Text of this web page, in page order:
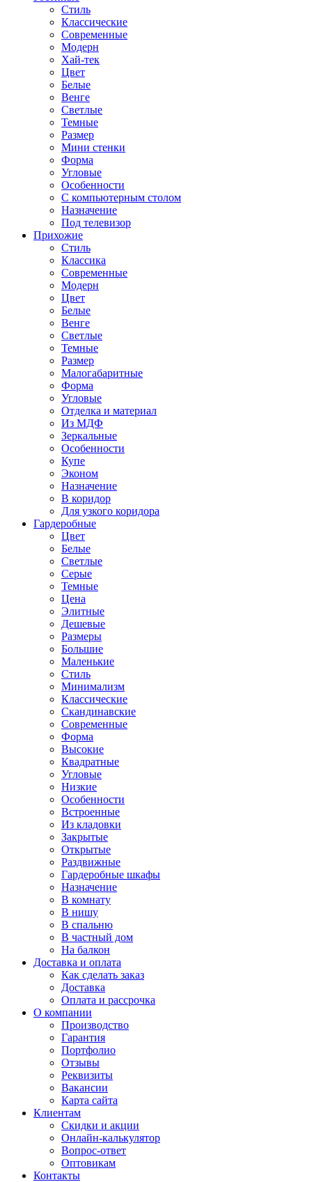
Стиль
Классические
Современные
Модерн
Хай-тек
Цвет
Белые
Венге
Светлые
Темные
Размер
Мини стенки
Форма
Угловые
Особенности
С компьютерным столом
Назначение
Под телевизор
Прихожие
Стиль
Классика
Современные
Модерн
Цвет
Белые
Венге
Светлые
Темные
Размер
Малогабаритные
Форма
Угловые
Отделка и материал
Из МДФ
Зеркальные
Особенности
Купе
Эконом
Назначение
В коридор
Для узкого коридора
Гардеробные
Цвет
Белые
Светлые
Серые
Темные
Цена
Элитные
Дешевые
Размеры
Большие
Маленькие
Стиль
Минимализм
Классические
Скандинавские
Современные
Форма
Высокие
Квадратные
Угловые
Низкие
Особенности
Встроенные
Из кладовки
Закрытые
Открытые
Раздвижные
Гардеробные шкафы
Назначение
В комнату
В нишу
В спальню
В частный дом
На балкон
Доставка и оплата
Как сделать заказ
Доставка
Оплата и рассрочка
О компании
Производство
Гарантия
Портфолио
Отзывы
Реквизиты
Вакансии
Карта сайта
Клиентам
Скидки и акции
Онлайн-калькулятор
Вопрос-ответ
Оптовикам
Контакты